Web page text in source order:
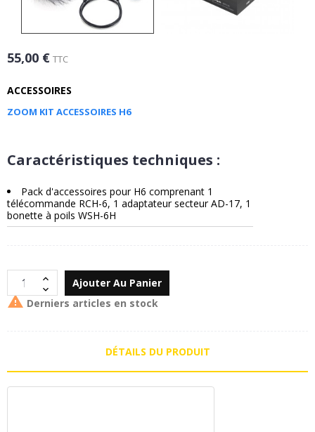
55,00 € TTC
ACCESSOIRES
ZOOM KIT ACCESSOIRES H6
Caractéristiques techniques :
Pack d'accessoires pour H6 comprenant 1
télécommande RCH-6, 1 adaptateur secteur AD-17, 1
bonette à poils WSH-6H
Ajouter Au Panier
 Derniers articles en stock
DÉTAILS DU PRODUIT